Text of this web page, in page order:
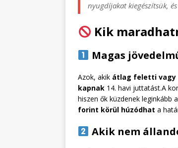
nyugdíjakat kiegészítsük,
Kik
Magas
Azok, akik átlag feletti vagy
kapnak 14. havi juttatást.A
hiszen ők küzdenek leginkább
forint körül húzódhat a
Akik nem